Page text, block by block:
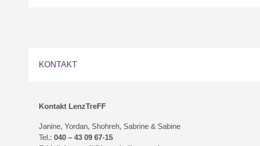
KONTAKT
Kontakt LenzTreFF
Janine, Yordan, Shohreh, Sabrine & Sabine
Tel.:040 – 43 09 67-15
Ralf Helling
Tel.: (040) 43 09 67-30